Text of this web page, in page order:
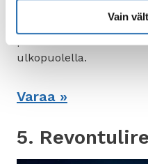
Vain
audio-opastus. Päivän
ulkopuolella.
Varaa »
5.